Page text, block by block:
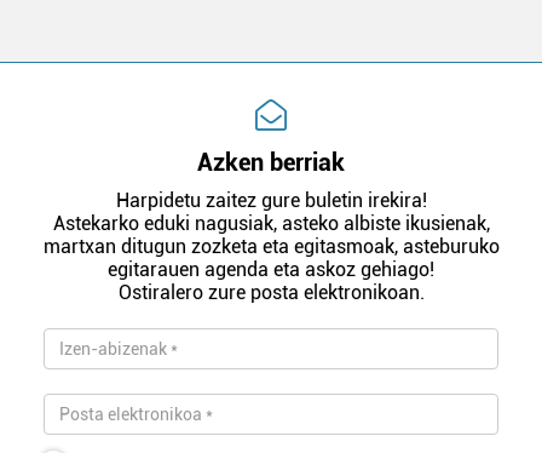
Azken berriak
Harpidetu zaitez gure buletin irekira!
Astekarko eduki nagusiak, asteko albiste ikusienak,
martxan ditugun zozketa eta egitasmoak, asteburuko
egitarauen agenda eta askoz gehiago!
Ostiralero zure posta elektronikoan.